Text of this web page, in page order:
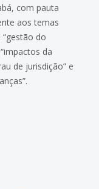
com pauta
aos temas
do
da
de jurisdição” e